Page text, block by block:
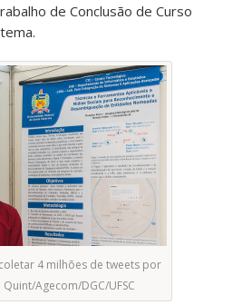
de Conclusão de Curso
4 milhões de tweets por
Agecom/DGC/UFSC